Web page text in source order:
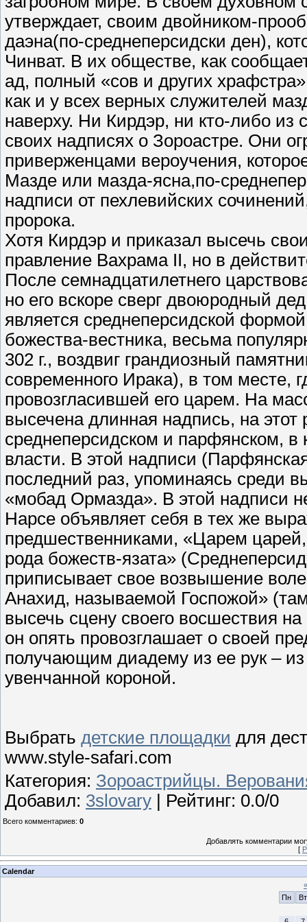
утверждает, своим двойником-
даэна(по-среднеперсидски ден),
Чинват. В их обществе, как
ад, полный «сов и других
как и у всех верных служителей
наверху. Ни Кирдэр, ни кто-либо из
своих надписях о Зороастре. Они
приверженцами вероучения,
Мазде или мазда-ясна,по-
надписи от пехлевийских
пророка.
Хотя Кирдэр и приказал высечь
правление Вахрама II, но в
После семнадцатилетнего
но его вскоре сверг двоюродный
является среднеперсидской
божества-вестника, весьма
302 г., воздвиг грандиозный
современного Ирака), в том месте,
провозгласившей его царем. На
высечена длинная надпись, на
среднеперсидском и парфянском, в
власти. В этой надписи
последний раз, упоминаясь среди
«мобад Ормазда». В этой надписи
Нарсе объявляет себя в тех же
предшественниками, «Царем
рода божеств-язата»
приписывает свое возвышение
Анахид, называемой Госпожой»
высечь сцену своего восшествия
он опять провозглашает о своей
получающим диадему из ее рук –
увенчанной короной.
Выбрать детские площадки для
www.style-safari.com
Категория: Зороастрийцы.
Добавил: 3slovary Рейтинг: 0.0/0
Всего комментариев: 0
Добавлять комментарии
[
Calendar
«
Пн
Вт